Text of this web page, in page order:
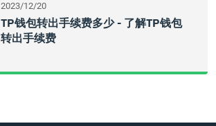
2023/12/20
TP钱包转出手续费多少 - 了解TP钱包
转出手续费